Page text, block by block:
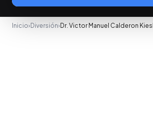
Inicio› Diversión› Dr. Victor Manuel Calderon